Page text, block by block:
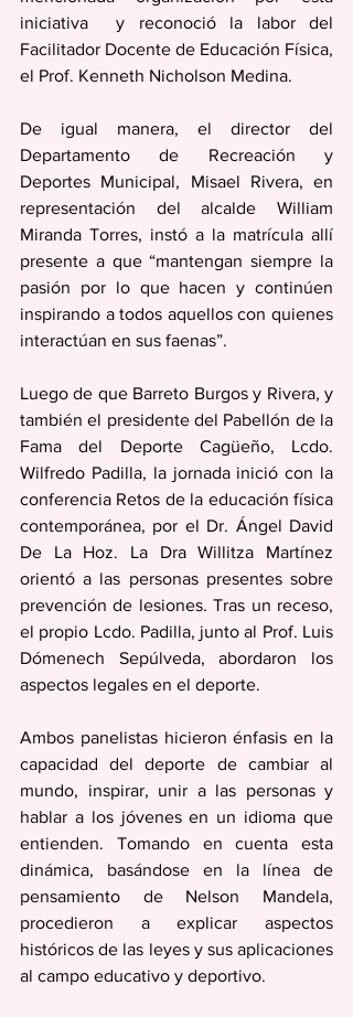
iniciativa  y reconoció la labor del
Facilitador Docente de Educación Física,
el Prof. Kenneth Nicholson Medina.
De igual manera, el director del
Departamento de Recreación y
Deportes Municipal, Misael Rivera, en
representación del alcalde William
Miranda Torres, instó a la matrícula allí
presente a que “mantengan siempre la
pasión por lo que hacen y continúen
inspirando a todos aquellos con quienes
interactúan en sus faenas”.
Luego de que Barreto Burgos y Rivera, y
también el presidente del Pabellón de la
Fama del Deporte Cagüeño, Lcdo.
Wilfredo Padilla, la jornada inició con la
conferencia Retos de la educación física
contemporánea, por el Dr. Ángel David
De La Hoz. La Dra Willitza Martínez
orientó a las personas presentes sobre
prevención de lesiones. Tras un receso,
el propio Lcdo. Padilla, junto al Prof. Luis
Dómenech Sepúlveda, abordaron los
aspectos legales en el deporte.
Ambos panelistas hicieron énfasis en la
capacidad del deporte de cambiar al
mundo, inspirar, unir a las personas y
hablar a los jóvenes en un idioma que
entienden. Tomando en cuenta esta
dinámica, basándose en la línea de
pensamiento de Nelson Mandela,
procedieron a explicar aspectos
históricos de las leyes y sus aplicaciones
al campo educativo y deportivo.